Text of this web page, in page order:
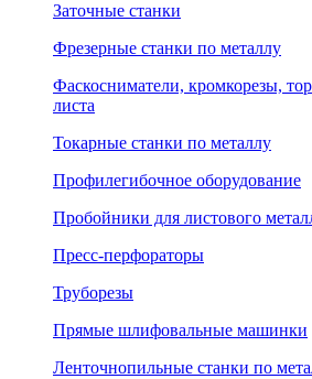
Заточные станки
Фрезерные станки по металлу
Фаскосниматели, кромкорезы,
листа
Токарные станки по металлу
Профилегибочное оборудование
Пробойники для листового
Пресс-перфораторы
Труборезы
Прямые шлифовальные машинки
Ленточнопильные станки по